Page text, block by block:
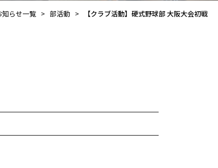
知らせ一覧 > 部活動 > 【クラブ活動】硬式野球部 大阪大会初戦